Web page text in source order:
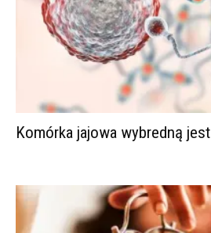
Komórka jajowa wybredną jest